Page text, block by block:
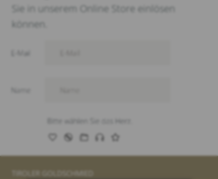
Sie in unserem Online Store einlösen
können.
TIROLER GOLDSCHMIED